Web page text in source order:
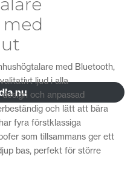
nu
med
med Bluetooth,
ljud i alla
och anpassad
och lätt att bära
fyra förstklassiga
som tillsammans ger ett
bas, perfekt för större